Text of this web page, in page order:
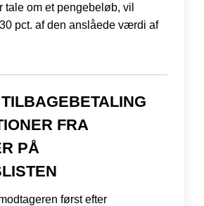
tale om et pengebeløb, vil
pct. af den anslåede værdi af
FRA
PÅ
først efter